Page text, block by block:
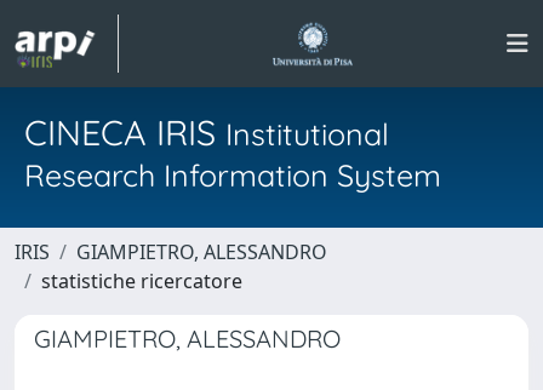
CINECA IRIS Institutional
Research Information System
IRIS
GIAMPIETRO, ALESSANDRO
statistiche ricercatore
GIAMPIETRO, ALESSANDRO